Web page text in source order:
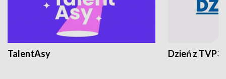
TalentAsy Dzień z TVP3